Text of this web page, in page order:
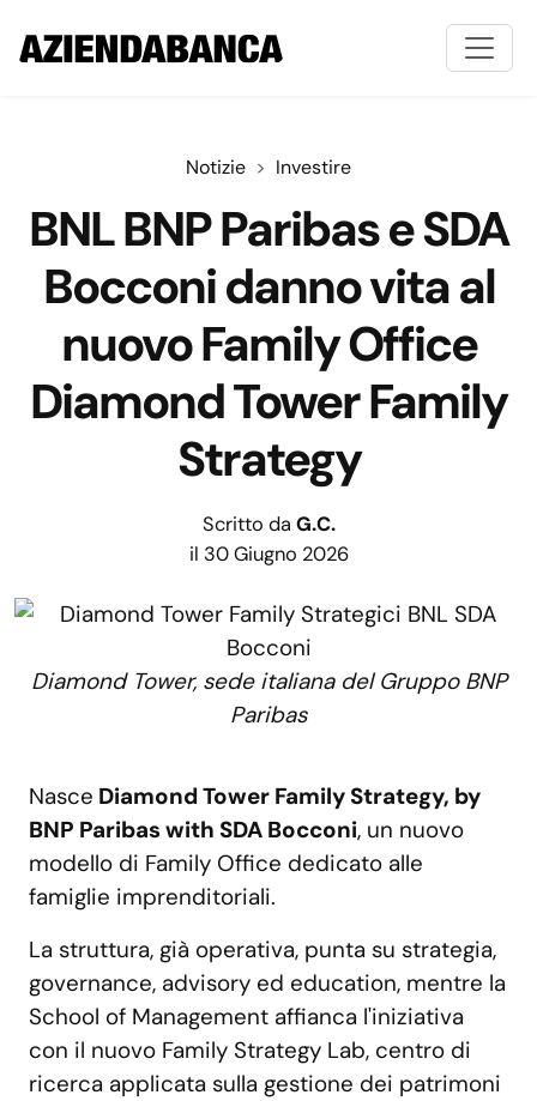
Notizie Investire
BNL BNP Paribas e SDA
Bocconi danno vita al
nuovo Family Office
Diamond Tower Family
Strategy
Scritto da G.C.
il 30 Giugno 2026
Diamond Tower, sede italiana del Gruppo BNP
Paribas
Nasce Diamond Tower Family Strategy, by
BNP Paribas with SDA Bocconi, un nuovo
modello di Family Office dedicato alle
famiglie imprenditoriali.
La struttura, già operativa, punta su strategia,
governance, advisory ed education, mentre la
School of Management affianca l'iniziativa
con il nuovo Family Strategy Lab, centro di
ricerca applicata sulla gestione dei patrimoni